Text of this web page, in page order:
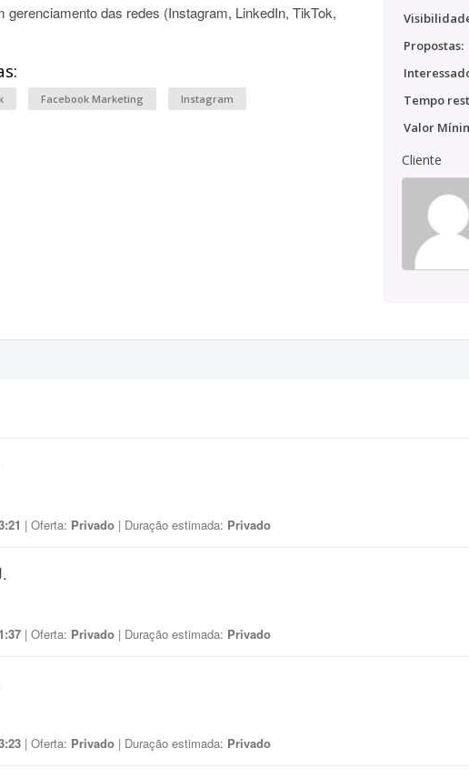
gerenciamento das redes (Instagram, LinkedIn, TikTok,
Facebook Marketing Instagram
Propostas:
Tempo
Valor
Cliente
| Oferta: Privado | Duração estimada: Privado
| Oferta: Privado | Duração estimada: Privado
| Oferta: Privado | Duração estimada: Privado